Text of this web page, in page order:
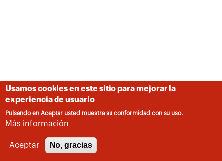
Usamos cookies en este sitio para mejorar la
experiencia de usuario
Pulsando en Aceptar usted muestra su conformidad con su uso.
Más información
Aceptar No, gracias